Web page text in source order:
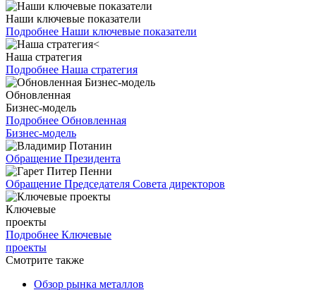
Наши ключевые показатели
Подробнее Наши ключевые показатели
Наша стратегия
Подробнее Наша стратегия
Обновленная
Бизнес-модель
Подробнее Обновленная
Бизнес-модель
Обращение Президента
Обращение Председателя Совета директоров
Ключевые
проекты
Подробнее Ключевые
проекты
Смотрите также
Обзор рынка металлов